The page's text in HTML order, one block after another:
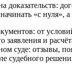
«с
от
заявления и
суде: отзывы,
судебного